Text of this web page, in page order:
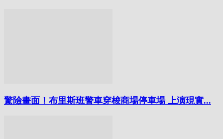
驚險畫面！布里斯班警車穿梭商場停車場 上演現實...